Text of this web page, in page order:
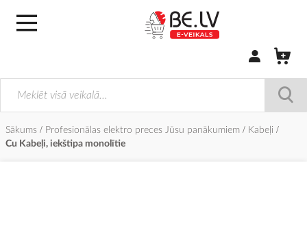
Pierakstīties/
Sākums Profesionālas elektro preces Jūsu panākumiem
Kabeļi
Cu Kabeļi, iekštipa monolītie